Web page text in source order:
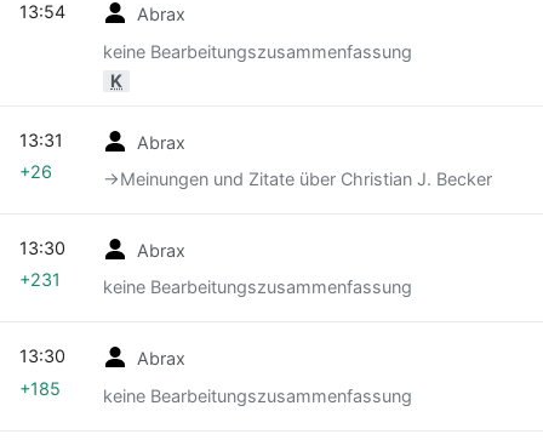
Abrax
keine Bearbeitungszusammenfassung
K
13:54
Abrax
→‎Meinungen und Zitate über Christian J. Becker
13:31
+26
Abrax
keine Bearbeitungszusammenfassung
13:30
+231
Abrax
keine Bearbeitungszusammenfassung
13:30
+185